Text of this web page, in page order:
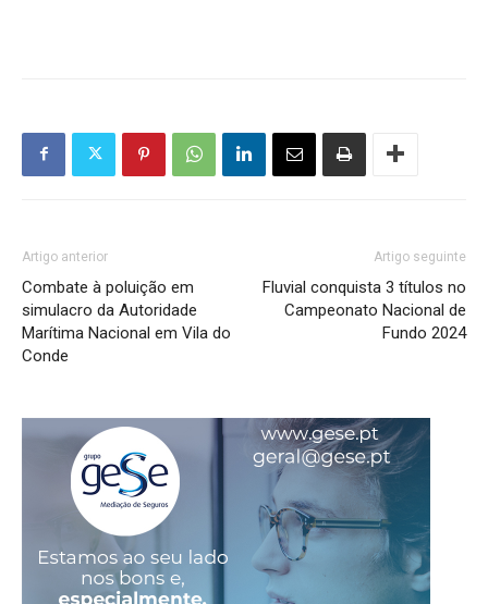
Artigo anterior
Combate à poluição em
simulacro da Autoridade
Marítima Nacional em Vila do
Conde
Artigo seguinte
Fluvial conquista 3 títulos no
Campeonato Nacional de
Fundo 2024